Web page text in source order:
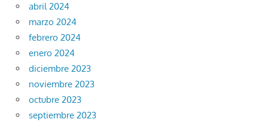
abril 2024
marzo 2024
febrero 2024
enero 2024
diciembre 2023
noviembre 2023
octubre 2023
septiembre 2023